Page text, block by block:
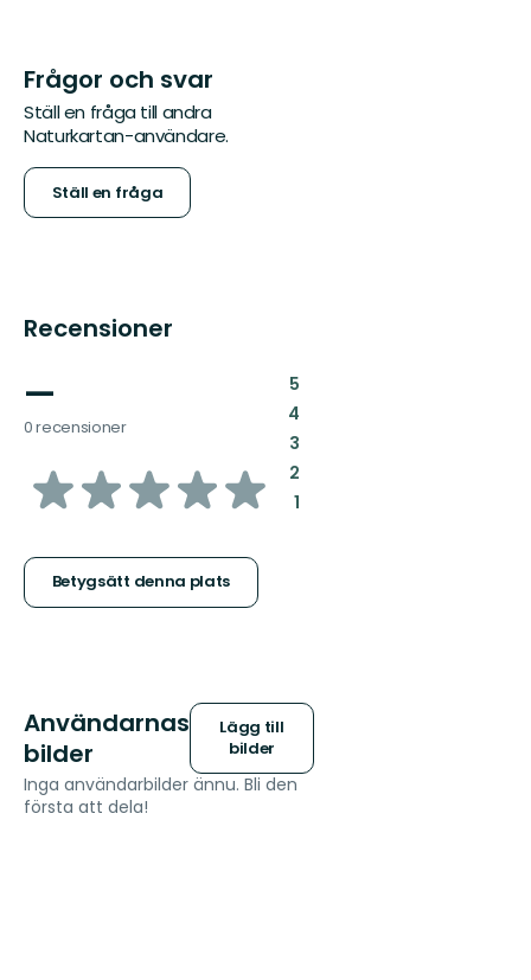
Frågor och svar
Ställ en fråga till andra
Naturkartan-användare.
Ställ en fråga
Recensioner
—
0 recensioner
av
stjärnor
Betygsätt denna plats
5:
4:
3:
2:
1:
Användarnas
bilder
Lägg till
bilder
Inga användarbilder ännu. Bli den
första att dela!